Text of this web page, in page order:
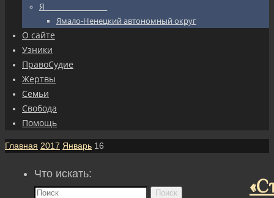
Я_________________
Ямало-Ненецкий автономный округ
О сайте
Узники
ПравоСудие
Жертвы
Семьи
Свобода
Помощь
Главная 2017 Январь 16
Что искать:
Поиск